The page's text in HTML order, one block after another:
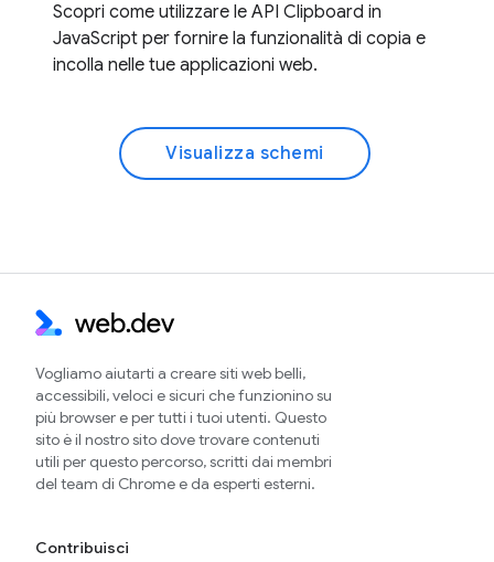
Scopri come utilizzare le API Clipboard in
JavaScript per fornire la funzionalità di copia e
incolla nelle tue applicazioni web.
Visualizza schemi
Vogliamo aiutarti a creare siti web belli,
accessibili, veloci e sicuri che funzionino su
più browser e per tutti i tuoi utenti. Questo
sito è il nostro sito dove trovare contenuti
utili per questo percorso, scritti dai membri
del team di Chrome e da esperti esterni.
Contribuisci